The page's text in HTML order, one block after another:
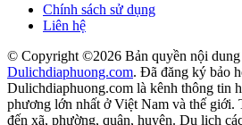
Chính sách sử dụng
Liên hệ
© Copyright ©2026 Bản quyền nội
Dulichdiaphuong.com. Đã đăng ký bảo
Dulichdiaphuong.com là kênh thông tin
phương lớn nhất ở Việt Nam và thế giới.
đến xã, phường, quận, huyện. Du lịch